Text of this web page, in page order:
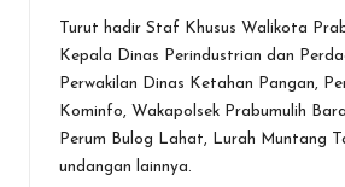
Turut hadir Staf Khusus Walikota
Kepala Dinas Perindustrian dan
Perwakilan Dinas Ketahan Pangan,
Kominfo, Wakapolsek Prabumulih
Perum Bulog Lahat, Lurah Muntang
undangan lainnya.